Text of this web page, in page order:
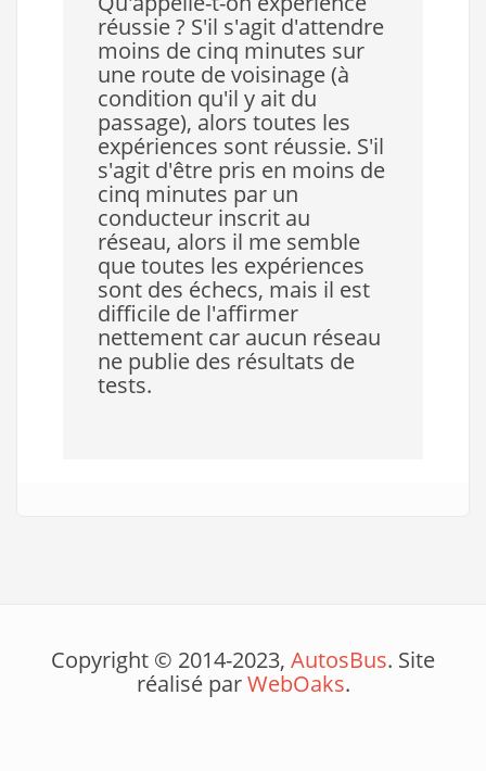
réussie ? S'il s'agit d'attendre
moins de cinq minutes sur
une route de voisinage (à
condition qu'il y ait du
passage), alors toutes les
expériences sont réussie. S'il
s'agit d'être pris en moins de
cinq minutes par un
conducteur inscrit au
réseau, alors il me semble
que toutes les expériences
sont des échecs, mais il est
difficile de l'affirmer
nettement car aucun réseau
ne publie des résultats de
tests.
Copyright © 2014-2023, AutosBus. Site
réalisé parWebOaks.